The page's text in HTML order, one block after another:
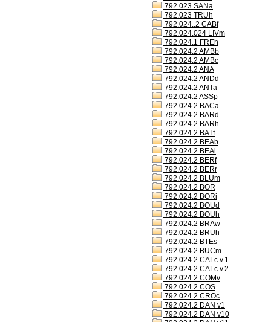
792.023 SANa
792.023 TRUh
792.024..2 CABf
792.024.024 LIVm
792.024.1 FREh
792.024.2 AMBb
792.024.2 AMBc
792.024.2 ANA
792.024.2 ANDd
792.024.2 ANTa
792.024.2 ASSp
792.024.2 BACa
792.024.2 BARd
792.024.2 BARh
792.024.2 BATf
792.024.2 BEAb
792.024.2 BEAl
792.024.2 BERf
792.024.2 BERr
792.024.2 BLUm
792.024.2 BOR
792.024.2 BORi
792.024.2 BOUd
792.024.2 BOUh
792.024.2 BRAw
792.024.2 BRUh
792.024.2 BTEs
792.024.2 BUCm
792.024.2 CALc v.1
792.024.2 CALc v.2
792.024.2 COMv
792.024.2 COS
792.024.2 CROc
792.024.2 DAN v1
792.024.2 DAN v10